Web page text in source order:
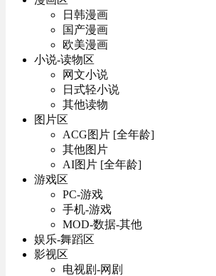
日韩漫画
国产漫画
欧美漫画
小说-读物区
网文小说
日式轻小说
其他读物
图片区
ACG图片 [全年龄]
其他图片
AI图片 [全年龄]
游戏区
PC-游戏
手机-游戏
MOD-数据-其他
娱乐-舞蹈区
影视区
电视剧-网剧